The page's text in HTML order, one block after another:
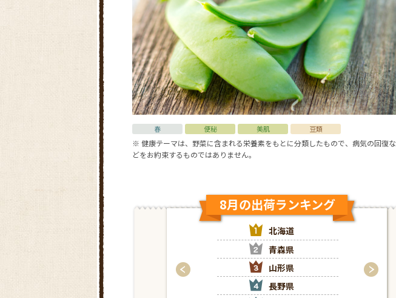
春 便秘 美肌 豆類
※ 健康テーマは、野菜に含まれる栄養素をもとに分類したもので、病気の回復な
どをお約束するものではありません。
8月の出荷ランキング
北海道
青森県
山形県
長野県